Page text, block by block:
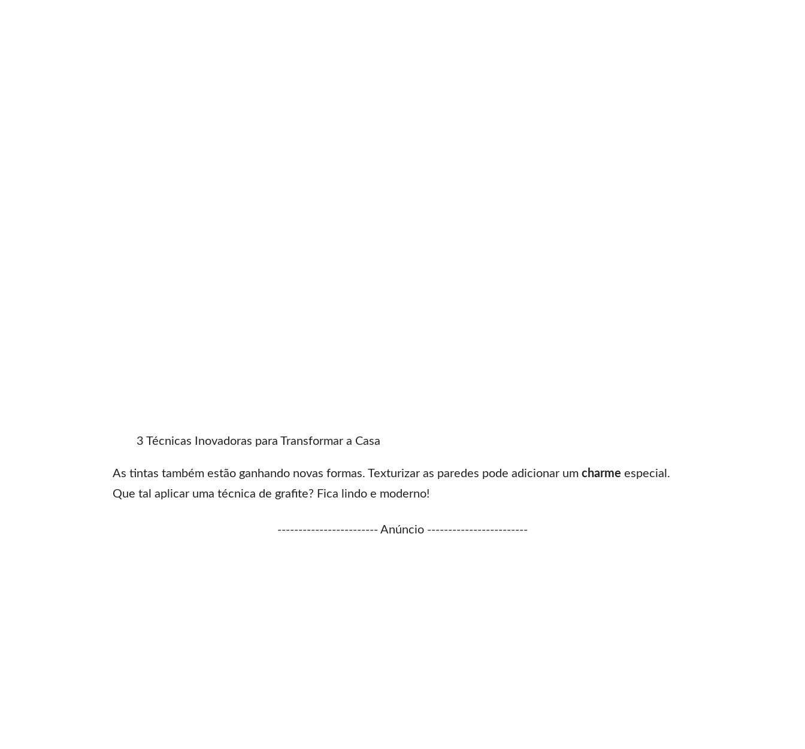
3 Técnicas Inovadoras para Transformar a Casa
As tintas também estão ganhando novas formas. Texturizar as paredes pode adicionar um charme especial.
Que tal aplicar uma técnica de grafite? Fica lindo e moderno!
------------------------ Anúncio ------------------------